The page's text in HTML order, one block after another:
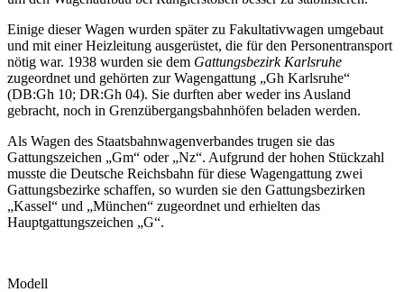
Einige dieser Wagen wurden später zu Fakultativwagen umgebaut
und mit einer Heizleitung ausgerüstet, die für den Personentransport
nötig war. 1938 wurden sie dem Gattungsbezirk Karlsruhe
zugeordnet und gehörten zur Wagengattung „Gh Karlsruhe“
(DB:Gh 10; DR:Gh 04). Sie durften aber weder ins Ausland
gebracht, noch in Grenzübergangsbahnhöfen beladen werden.
Als Wagen des Staatsbahnwagenverbandes trugen sie das
Gattungszeichen „Gm“ oder „Nz“. Aufgrund der hohen Stückzahl
musste die Deutsche Reichsbahn für diese Wagengattung zwei
Gattungsbezirke schaffen, so wurden sie den Gattungsbezirken
„Kassel“ und „München“ zugeordnet und erhielten das
Hauptgattungszeichen „G“.
Modell